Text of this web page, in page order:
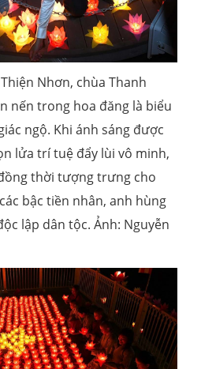
Nhơn, chùa Thanh
nến trong hoa đăng là biểu
ngộ. Khi ánh sáng được
lửa trí tuệ đẩy lùi vô minh,
thời tượng trưng cho
bậc tiền nhân, anh hùng
lập dân tộc. Ảnh: Nguyễn